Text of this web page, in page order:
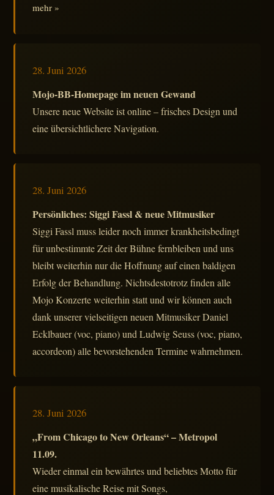
mehr »
28. Juni 2026
Mojo-BB-Homepage im neuen Gewand
Unsere neue Website ist online – frisches Design und
eine übersichtlichere Navigation.
28. Juni 2026
Persönliches: Siggi Fassl & neue Mitmusiker
Siggi Fassl muss leider noch immer krankheitsbedingt
für unbestimmte Zeit der Bühne fernbleiben und uns
bleibt weiterhin nur die Hoffnung auf einen baldigen
Erfolg der Behandlung. Nichtsdestotrotz finden alle
Mojo Konzerte weiterhin statt und wir können auch
dank unserer vielseitigen neuen Mitmusiker Daniel
Ecklbauer (voc, piano) und Ludwig Seuss (voc, piano,
accordeon) alle bevorstehenden Termine wahrnehmen.
28. Juni 2026
„From Chicago to New Orleans“ – Metropol
11.09.
Wieder einmal ein bewährtes und beliebtes Motto für
eine musikalische Reise mit Songs,